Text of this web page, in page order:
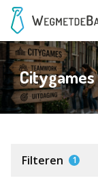
Filteren 1